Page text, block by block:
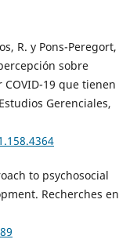
R. y Pons-Peregort,
sobre
19 que tienen
Gerenciales,
to psychosocial
Recherches en